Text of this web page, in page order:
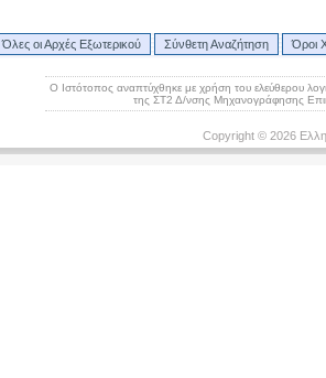
Όλες οι Αρχές Εξωτερικού Σύνθετη Αναζήτηση Όροι
Ο Ιστότοπος αναπτύχθηκε με χρήση του ελεύθερου
της ΣΤ2 Δ/νσης Μηχανογράφησης
Copyright © 2026